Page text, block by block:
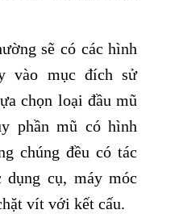
sẽ có các hình
vào mục đích sử
chọn loại đầu mũ
phần mũ có hình
chúng đều có tác
dụng cụ, máy móc
vít với kết cấu.